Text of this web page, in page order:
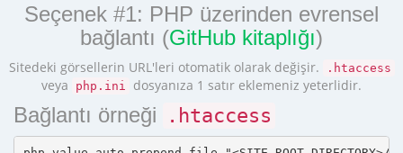
Seçenek #1: PHP üzerinden evrensel
bağlantı (GitHub kitaplığı)
Sitedeki görsellerin URL'leri otomatik olarak değişir. .htaccess
veya php.ini dosyanıza 1 satır eklemeniz yeterlidir.
Bağlantı örneği .htaccess